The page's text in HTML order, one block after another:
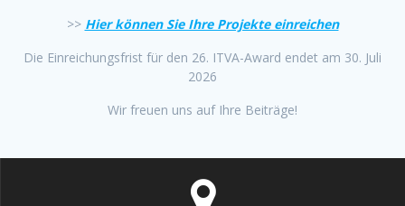
>> Hier können Sie Ihre Projekte einreichen
Die Einreichungsfrist für den 26. ITVA-Award endet am 30. Juli
2026
Wir freuen uns auf Ihre Beiträge!